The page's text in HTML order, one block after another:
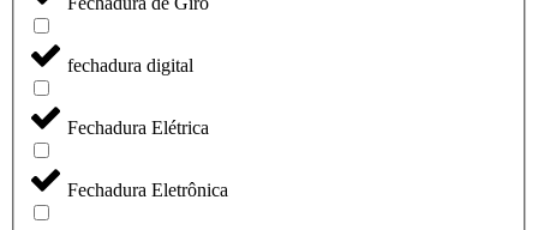
fechadura digital
Fechadura Elétrica
Fechadura Eletrônica